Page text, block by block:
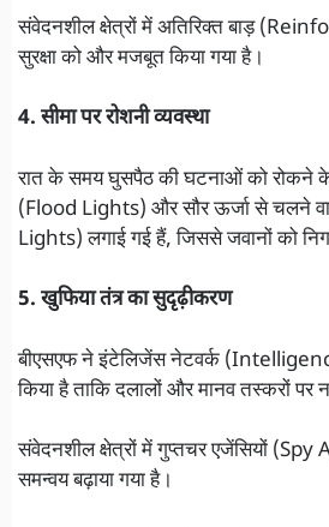
संवेदनशील क्षेत्रों में अतिरिक्त बाड़
सुरक्षा को और मजबूत किया गया है।
4. सीमा पर रोशनी व्यवस्था
रात के समय घुसपैठ की घटनाओं को रोकने
(Flood Lights) और सौर ऊर्जा से चलने
Lights) लगाई गई हैं, जिससे जवानों को
5. खुफिया तंत्र का सुदृढ़ीकरण
बीएसएफ ने इंटेलिजेंस नेटवर्क
किया है ताकि दलालों और मानव तस्करों
संवेदनशील क्षेत्रों में गुप्तचर एजेंसियों
समन्वय बढ़ाया गया है।